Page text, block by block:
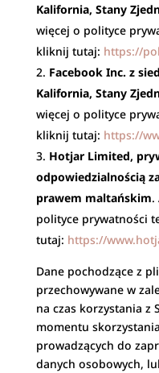
Kalifornia, Stany
więcej o polityce
kliknij tutaj: https://
Facebook Inc. z
Kalifornia, Stany
więcej o polityce
kliknij tutaj: https://
Hotjar Limited,
odpowiedzialnością
prawem maltańskim.
polityce prywatności
tutaj: https://
Dane pochodzące z
przechowywane w
na czas korzystania z
momentu
prowadzących do
danych osobowych,